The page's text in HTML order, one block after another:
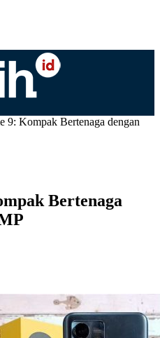
9: Kompak Bertenaga dengan
Bertenaga